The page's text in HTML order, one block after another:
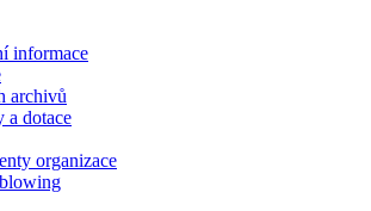
informace
archivů
a dotace
organizace